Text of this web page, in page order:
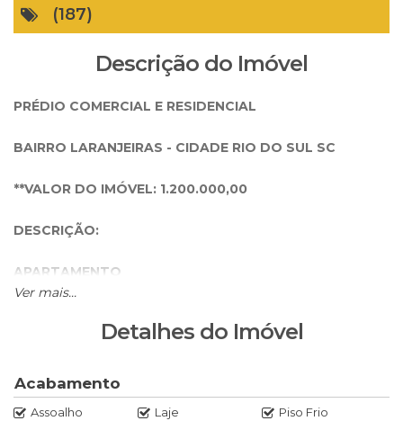
(187)
Descrição do Imóvel
PRÉDIO COMERCIAL E RESIDENCIAL
BAIRRO LARANJEIRAS - CIDADE RIO DO SUL SC
**VALOR DO IMÓVEL: 1.200.000,00
DESCRIÇÃO:
APARTAMENTO
Cozinha
Ver mais...
Detalhes do Imóvel
Acabamento
Assoalho Laje Piso Frio